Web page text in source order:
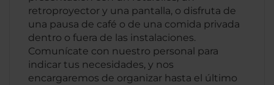
retroproyector y una pantalla, o disfruta de
una pausa de café o de una comida privada
dentro o fuera de las instalaciones.
Comunícate con nuestro personal para
indicar tus necesidades, y nos
encargaremos de organizar hasta el último